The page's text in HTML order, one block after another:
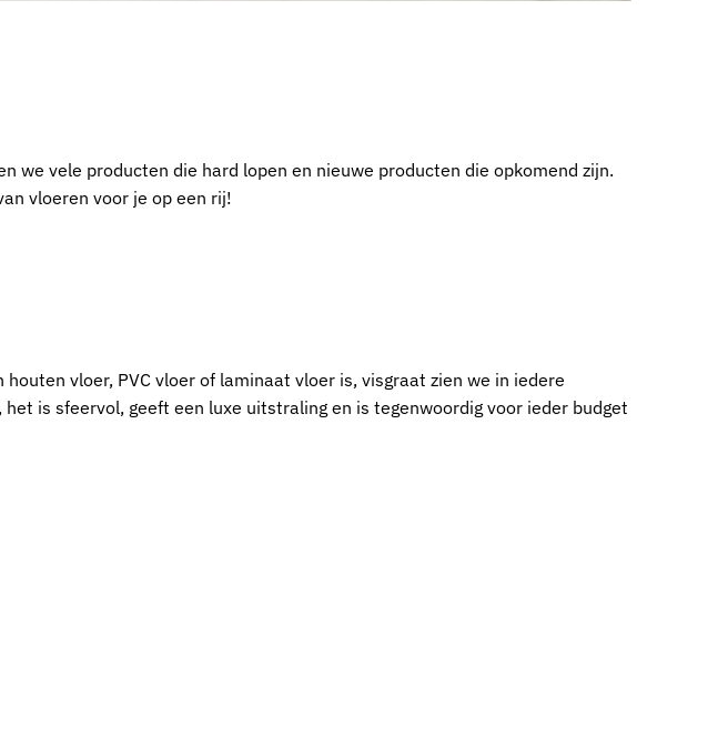
we vele producten die hard lopen en nieuwe producten die opkomend zijn.
vloeren voor je op een rij!
vloer, PVC vloer of laminaat vloer is, visgraat zien we in iedere
is sfeervol, geeft een luxe uitstraling en is tegenwoordig voor ieder budget